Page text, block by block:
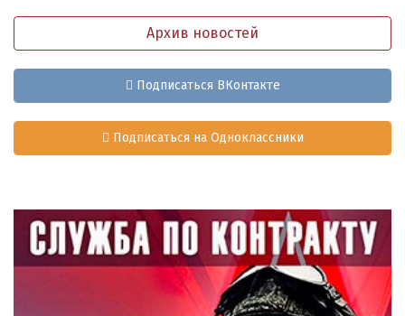
Архив новостей
Подписаться ВКонтакте
Подписаться на Одноклассники